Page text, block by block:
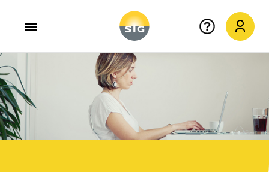
Aller au contenu principal